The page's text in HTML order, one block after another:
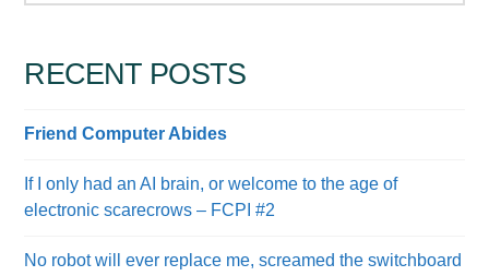
RECENT POSTS
Friend Computer Abides
If I only had an AI brain, or welcome to the age of
electronic scarecrows – FCPI #2
No robot will ever replace me, screamed the switchboard